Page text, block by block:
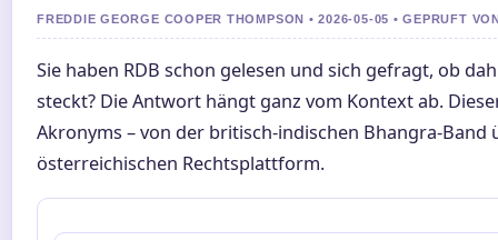
FREDDIE GEORGE COOPER THOMPSON • 2026-05-05 • GEPRUFT
Sie haben RDB schon gelesen und sich gefragt, ob
steckt? Die Antwort hängt ganz vom Kontext ab.
Akronyms – von der britisch-indischen Bhangra-
österreichischen Rechtsplattform.